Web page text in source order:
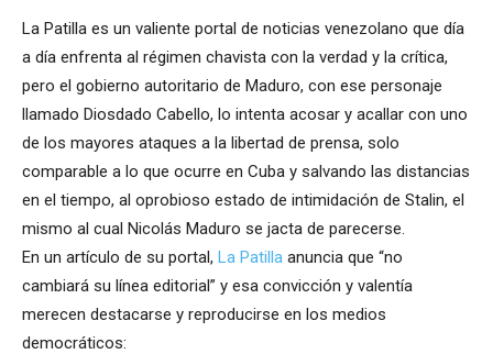
La Patilla es un valiente portal de noticias venezolano que día
a día enfrenta al régimen chavista con la verdad y la crítica,
pero el gobierno autoritario de Maduro, con ese personaje
llamado Diosdado Cabello, lo intenta acosar y acallar con uno
de los mayores ataques a la libertad de prensa, solo
comparable a lo que ocurre en Cuba y salvando las distancias
en el tiempo, al oprobioso estado de intimidación de Stalin, el
mismo al cual Nicolás Maduro se jacta de parecerse.
En un artículo de su portal, La Patilla anuncia que “no
cambiará su línea editorial” y esa convicción y valentía
merecen destacarse y reproducirse en los medios
democráticos: